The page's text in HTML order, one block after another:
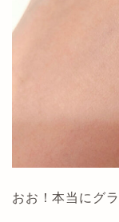
おお！本当にグ